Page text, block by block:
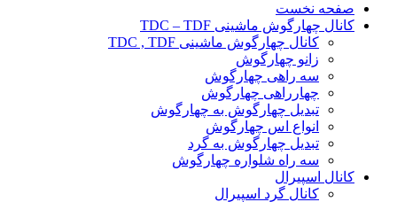
صفحه نخست
کانال چهارگوش ماشینی TDC – TDF
کانال چهارگوش ماشینی TDC , TDF
زانو چهارگوش
سه راهی چهارگوش
چهارراهی چهارگوش
تبدیل چهارگوش به چهارگوش
انواع اس چهارگوش
تبدیل چهارگوش به گرد
سه راه شلواره چهارگوش
کانال اسپیرال
کانال گرد اسپیرال